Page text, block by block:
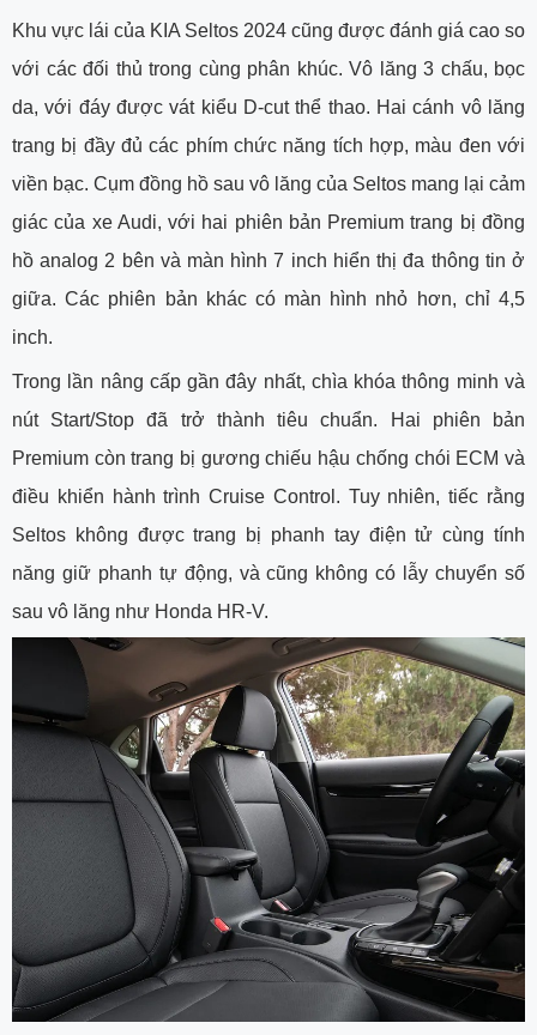
Khu vực lái của KIA Seltos 2024 cũng được đánh giá cao so
với các đối thủ trong cùng phân khúc. Vô lăng 3 chấu, bọc
da, với đáy được vát kiểu D-cut thể thao. Hai cánh vô lăng
trang bị đầy đủ các phím chức năng tích hợp, màu đen với
viền bạc. Cụm đồng hồ sau vô lăng của Seltos mang lại cảm
giác của xe Audi, với hai phiên bản Premium trang bị đồng
hồ analog 2 bên và màn hình 7 inch hiển thị đa thông tin ở
giữa. Các phiên bản khác có màn hình nhỏ hơn, chỉ 4,5
inch.
Trong lần nâng cấp gần đây nhất, chìa khóa thông minh và
nút Start/Stop đã trở thành tiêu chuẩn. Hai phiên bản
Premium còn trang bị gương chiếu hậu chống chói ECM và
điều khiển hành trình Cruise Control. Tuy nhiên, tiếc rằng
Seltos không được trang bị phanh tay điện tử cùng tính
năng giữ phanh tự động, và cũng không có lẫy chuyển số
sau vô lăng như Honda HR-V.